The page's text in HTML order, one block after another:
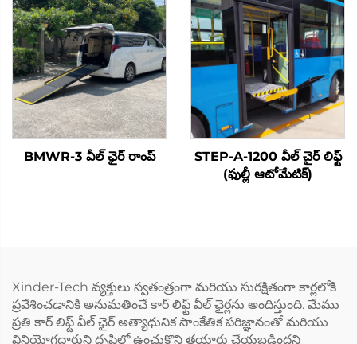
BMWR-3 వీల్ ఛైర్ రాంప్
STEP-A-1200 వీల్ చైర్ లిఫ్ట్
(ఫుల్లీ ఆటోమేటిక్)
Xinder-Tech వ్యక్తులు స్వతంత్రంగా మరియు సురక్షితంగా కార్లలోకి
ప్రవేశించడానికి అనుమతించే కార్ లిఫ్ట్ వీల్ ఛైర్లను అందిస్తుంది. మేము
ప్రతి కార్ లిఫ్ట్ వీల్ ఛైర్ అత్యాధునిక సాంకేతిక పరిజ్ఞానంతో మరియు
వినియోగదారుని దృష్టిలో ఉంచుకొని తయారు చేయబడిందని